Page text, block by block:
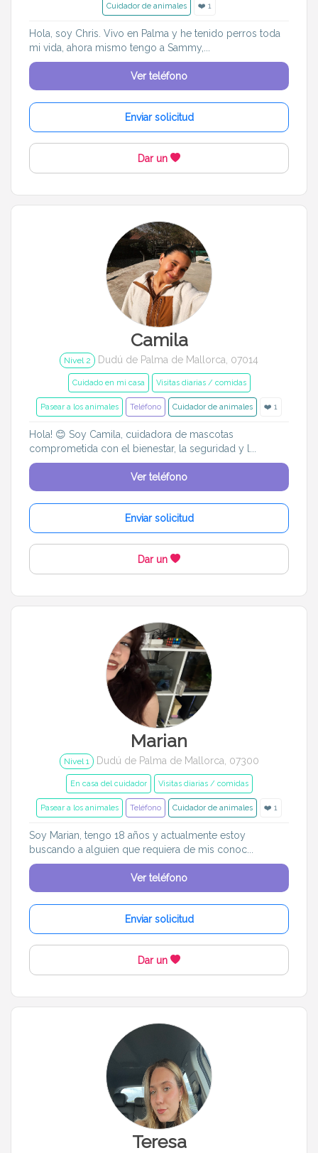
Cuidador de animales ❤️ 1
Hola, soy Chris. Vivo en Palma y he tenido perros toda
mi vida, ahora mismo tengo a Sammy,...
Ver teléfono
Enviar solicitud
Dar un
Camila
Nivel 2 Dudú de Palma de Mallorca, 07014
Cuidado en mi casa Visitas diarias / comidas
Pasear a los animales Teléfono Cuidador de animales ❤️ 1
Hola! 😊 Soy Camila, cuidadora de mascotas
comprometida con el bienestar, la seguridad y l...
Ver teléfono
Enviar solicitud
Dar un
Marian
Nivel 1 Dudú de Palma de Mallorca, 07300
En casa del cuidador Visitas diarias / comidas
Pasear a los animales Teléfono Cuidador de animales ❤️ 1
Soy Marian, tengo 18 años y actualmente estoy
buscando a alguien que requiera de mis conoc...
Ver teléfono
Enviar solicitud
Dar un
Teresa